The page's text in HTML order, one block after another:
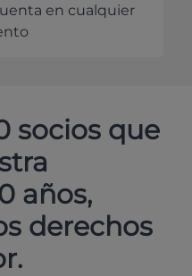
en cualquier
socios que
años,
derechos